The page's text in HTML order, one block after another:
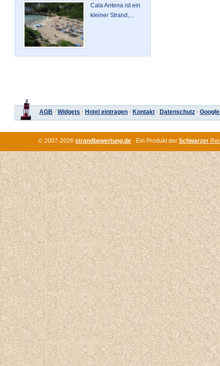
Cala Antena ist ein
kleiner Strand,...
AGB · Widgets · Hotel eintragen · Kontakt · Datenschutz ·
© 2007-2026 strandbewertung.de · Ein Produkt der Schwarzer